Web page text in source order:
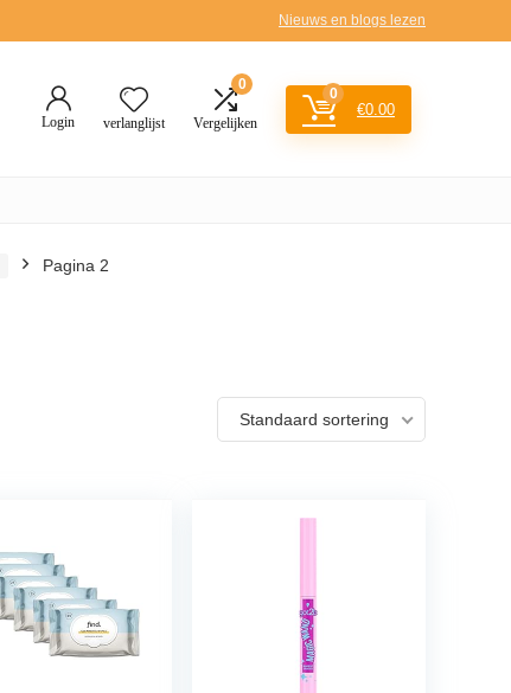
Nieuws en blogs lezen
Login verlanglijst
0
Vergelijken
0
€0.00
Pagina 2
Standaard sortering